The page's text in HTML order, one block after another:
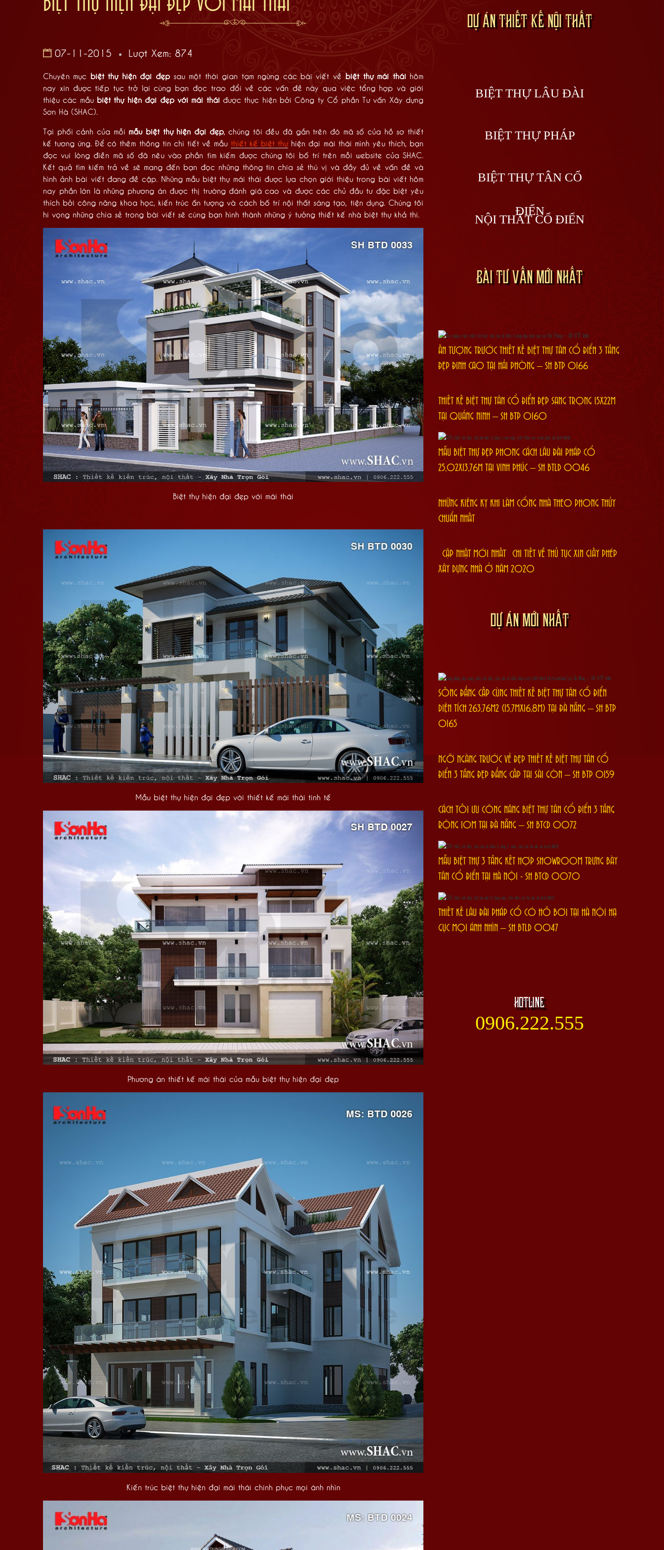
07-11-2015 Lượt Xem: 874
Chuyên mục biệt thự hiện đại đẹpsau một thời gian tạm ngừng các bài viết về biệt thự mái tháihôm
nay xin được tiếp tục trở lại cùng bạn đọc trao đổi về các vấn đề này qua việc tổng hợp và giới
thiệu các mẫu biệt thự hiện đại đẹp với mái tháiđược thực hiện bởi Công ty Cổ phần Tư vấn Xây dựng
Sơn Hà (SHAC).
Tại phối cảnh của mỗi mẫu biệt thự hiện đại đẹp, chúng tôi đều đã gắn trên đó mã số của hồ sơ thiết
kế tương ứng. Để có thêm thông tin chi tiết về mẫuthiết kế biệt thự hiện đại mái thái mình yêu thích, bạn
đọc vui lòng điền mã số đã nêu vào phần tìm kiếm được chúng tôi bố trí trên mỗi website của SHAC.
Kết quả tìm kiếm trả về sẽ mang đến bạn đọc những thông tin chia sẻ thú vị và đầy đủ về vấn đề và
hình ảnh bài viết đang đề cập. Những mẫu biệt thự mái thái được lựa chọn giới thiệu trong bài viết hôm
nay phần lớn là những phương án được thị trường đánh giá cao và được các chủ đầu tư đặc biệt yêu
thích bởi công năng khoa học, kiến trúc ấn tượng và cách bố trí nội thất sáng tạo, tiện dụng. Chúng tôi
hi vọng những chia sẻ trong bài viết sẽ cùng bạn hình thành những ý tưởng thiết kế nhà biệt thự khả thi.
Biệt thự hiện đại đẹp với mái thái
Mẫu biệt thự hiện đại đẹp với thiết kế mái thái tinh tế
Phương án thiết kế mái thái của mẫu biệt thự hiện đại đẹp
Kiến trúc biệt thự hiện đại mái thái chinh phục mọi ánh nhìn
DỰ ÁN THIẾT KẾ NỘI THẤT
BIỆT THỰ LÂU ĐÀI
BIỆT THỰ PHÁP
BIỆT THỰ TÂN CỔ
ĐIỂN
NỘI THẤT CỔ ĐIỂN
BÀI TƯ VẤN MỚI NHẤT
ẤN TƯỢNG TRƯỚC THIẾT KẾ BIỆT THỰ TÂN CỔ ĐIỂN 3 TẦNG
ĐẸP ĐỈNH CAO TẠI HẢI PHÒNG – SH BTP 0166
THIẾT KẾ BIỆT THỰ TÂN CỔ ĐIỂN ĐẸP SANG TRỌNG 15X22M
TẠI QUẢNG NINH – SH BTP 0160
MẪU BIỆT THỰ ĐẸP PHONG CÁCH LÂU ĐÀI PHÁP CỔ
25,02X13,76M TẠI VĨNH PHÚC – SH BTLD 0046
NHỮNG KIÊNG KỴ KHI LÀM CỔNG NHÀ THEO PHONG THỦY
CHUẨN NHẤT
[CẬP NHẬT MỚI NHẤT] CHI TIẾT VỀ THỦ TỤC XIN GIẤY PHÉP
XÂY DỰNG NHÀ Ở NĂM 2020
DỰ ÁN MỚI NHẤT
SỐNG ĐẲNG CẤP CÙNG THIẾT KẾ BIỆT THỰ TÂN CỔ ĐIỂN
DIỆN TÍCH 263,76M2 (15,7MX16,8M) TẠI ĐÀ NẴNG – SH BTP
0165
NGỠ NGÀNG TRƯỚC VẺ ĐẸP THIẾT KẾ BIỆT THỰ TÂN CỔ
ĐIỂN 3 TẦNG ĐẸP ĐẲNG CẤP TẠI SÀI GÒN – SH BTP 0159
CÁCH TỐI ƯU CÔNG NĂNG BIỆT THỰ TÂN CỔ ĐIỂN 3 TẦNG
RỘNG 10M TẠI ĐÀ NẴNG – SH BTCD 0072
MẪU BIỆT THỰ 3 TẦNG KẾT HỢP SHOWROOM TRƯNG BÀY
TÂN CỔ ĐIỂN TẠI HÀ NỘI - SH BTCD 0070
THIẾT KẾ LÂU ĐÀI PHÁP CỔ CÓ HỒ BƠI TẠI HÀ NỘI HẠ
GỤC MỌI ÁNH NHÌN – SH BTLD 0047
HOTLINE
0906.222.555